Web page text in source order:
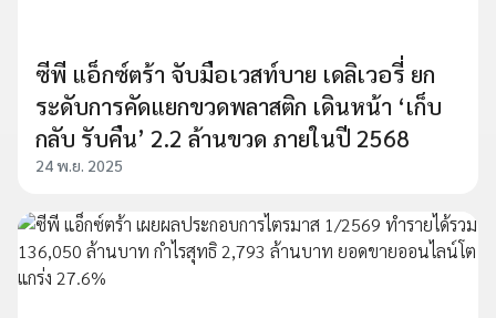
ซีพี แอ็กซ์ตร้า จับมือเวสท์บาย เดลิเวอรี่ ยก
ระดับการคัดแยกขวดพลาสติก เดินหน้า ‘เก็บ
กลับ รับคืน’ 2.2 ล้านขวด ภายในปี 2568
24 พ.ย. 2025